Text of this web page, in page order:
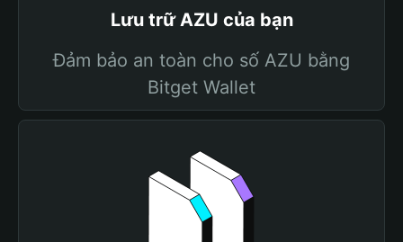
Lưu trữ AZU của bạn
Đảm bảo an toàn cho số AZU bằng
Bitget Wallet